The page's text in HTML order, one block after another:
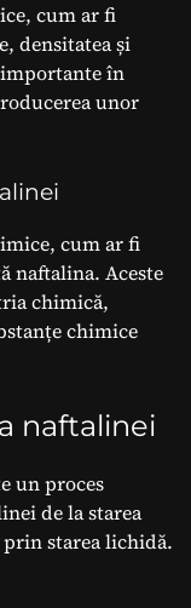
cum ar fi
densitatea și
în
unor
cum ar fi
naftalina. Aceste
chimică,
chimice
naftalinei
un proces
de la starea
prin starea lichidă.